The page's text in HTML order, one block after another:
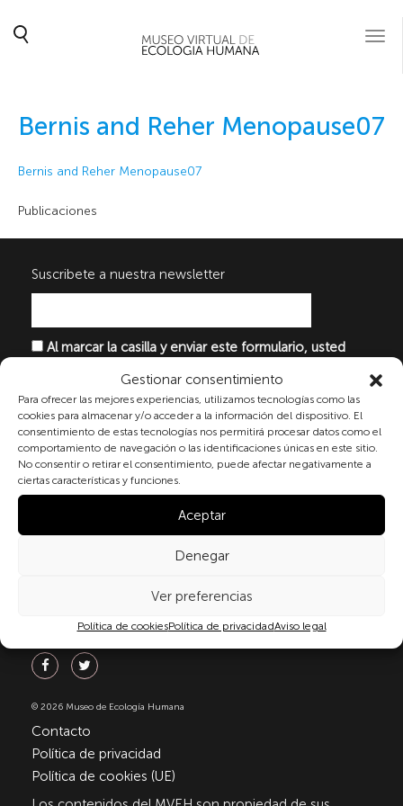
Gestionar consentimiento
Para ofrecer las mejores experiencias, utilizamos tecnologías como las
cookies para almacenar y/o acceder a la información del dispositivo. El
consentimiento de estas tecnologías nos permitirá procesar datos como el
comportamiento de navegación o las identificaciones únicas en este sitio.
No consentir o retirar el consentimiento, puede afectar negativamente a
ciertas características y funciones.
Aceptar
Denegar
Ver preferencias
Política de cookiesPolítica de privacidadAviso legal
Bernis and Reher Menopause07
Bernis and Reher Menopause07
Publicaciones
Suscribete a nuestra newsletter
Al marcar la casilla y enviar este formulario, usted
personales conforme a la normativa vigente en
materia de protección de datos personales, en
particular, de acuerdo con lo dispuesto en el
Reglamento (UE) 2016/679 del Parlamento Europeo y
del Consejo de 27 de abril de 2016 (RGPD) y la Ley
Orgánica 3/2018, de 5 de diciembre, de Protección de
Datos Personales y garantía de los derechos
digitale(LOPDGDD). Para más información puede
consultar nuestrapolítica de privacidad.
Síguenos
© 2026 Museo de Ecología Humana
Contacto
Política de privacidad
Política de cookies (UE)